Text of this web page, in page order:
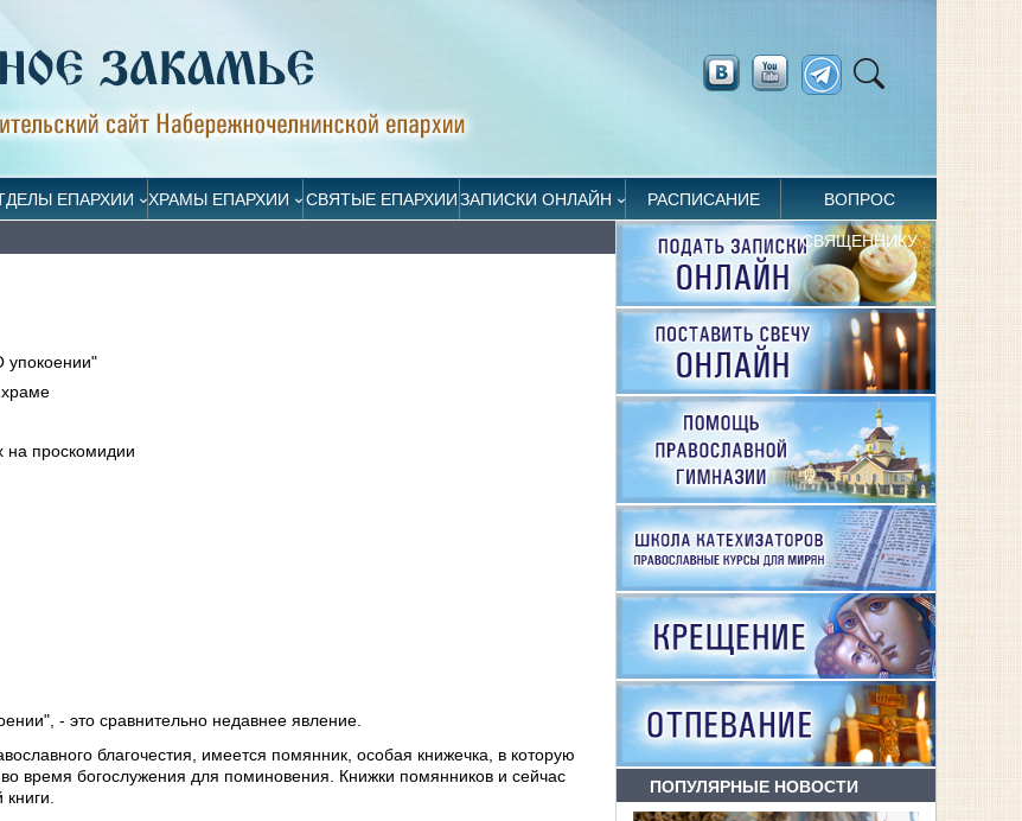
ЕПАРХИИ ХРАМЫ ЕПАРХИИ СВЯТЫЕ ЕПАРХИИЗАПИСКИ ОНЛАЙН РАСПИСАНИЕ ВОПРОС
СВЯЩЕННИКУ
упокоении"
на проскомидии
- это сравнительно недавнее явление.
благочестия, имеется помянник, особая книжечка, в которую
время богослужения для поминовения. Книжки помянников и сейчас
ПОПУЛЯРНЫЕ НОВОСТИ